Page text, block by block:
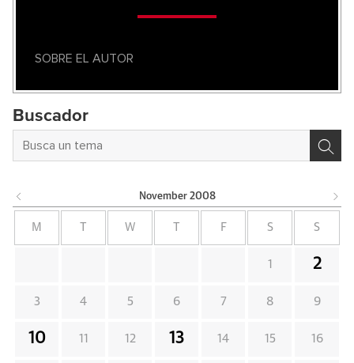
SOBRE EL AUTOR
Buscador
November 2008
M W F S S
1 2
3 4 5 6 7 8 9
10 11 12 13 14 15 16